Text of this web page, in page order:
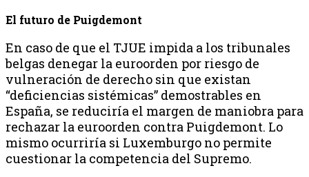
El futuro de Puigdemont
En caso de que el TJUE impida a los tribunales
belgas denegar la euroorden por riesgo de
vulneración de derecho sin que existan
“deficiencias sistémicas” demostrables en
España, se reduciría el margen de maniobra para
rechazar la euroorden contra Puigdemont. Lo
mismo ocurriría si Luxemburgo no permite
cuestionar la competencia del Supremo.